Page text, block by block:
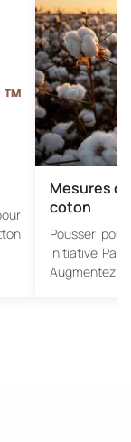
Mesures
coton
Pousser
Initiative
Augmentez…